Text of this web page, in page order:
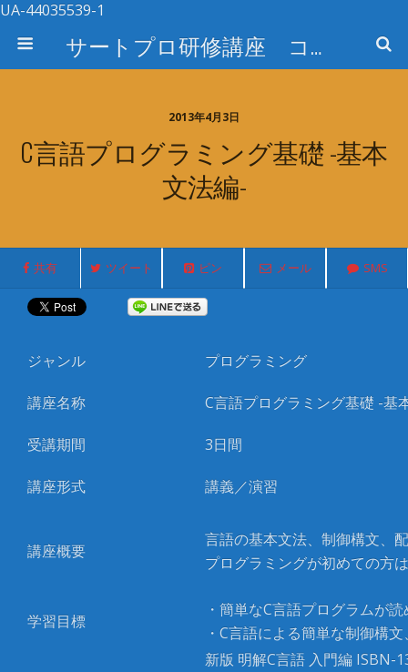
UA-44035539-1
サートプロ研修講座 コース検索
2013年4月3日
C言語プログラミング基礎 -基本
文法編-
共有 ツイート ピン メール SMS
ジャンル プログラミング
講座名称 C言語プログラミング基礎 -基
受講期間 3日間
講座形式 講義／演習
講座概要
言語の基本文法、制御構文、
プログラミングが初めての方
学習目標
・簡単なC言語プログラムが
・C言語による簡単な制御構
新版 明解C言語 入門編 ISBN-